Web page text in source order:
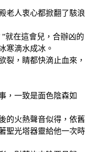
老人衷心都掀翻了駭浪
就在這會兒，合辦凶的
寒滴水成冰。
裂，睛都快滴止血來，
，一致是面色陰森如
的火熱聲音似得，依舊
聖光塔器靈給他一次時